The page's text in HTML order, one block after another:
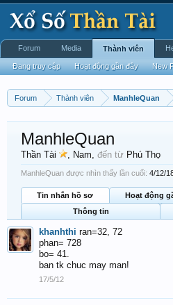
Forum Thành viên ManhleQuan
ManhleQuan
Thần Tài , Nam, đến từ Phú Thọ
ManhleQuan được nhìn thấy lần cuối: 4/12/
Tin nhắn hồ sơ Hoạt động
Thông tin
khanhthi ran=32, 72
phan= 728
bo= 41.
ban tk chuc may man!
17/5/12
Forum Media Thành viên
Đang truy cập Hoạt động gần đây New